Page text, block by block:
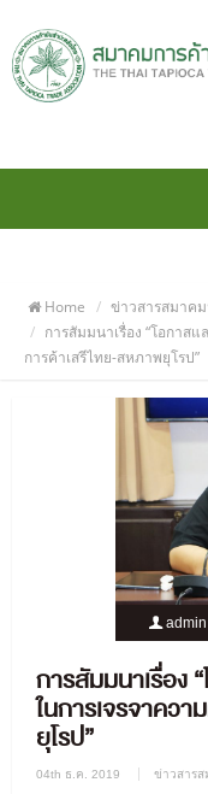
Home
ข่าวสารสมาค
การสัมมนาเรื่อง “โอกาส
การค้าเสรีไทย-สหภาพยุโรป”
การสัมมนาเรื่อง
ในการเจรจาคว
ยุโรป”
04th ธ.ค. 2019 ข่าวสาร